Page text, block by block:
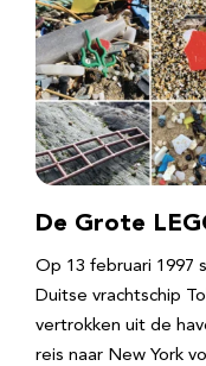
De Grote
Op 13 februari 1997
Duitse vrachtschip
vertrokken uit de
reis naar New York